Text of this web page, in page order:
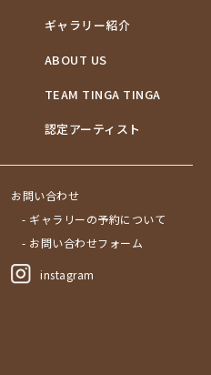
ギャラリー紹介
ABOUT US
TEAM TINGA TINGA
認定アーティスト
お問い合わせ
- ギャラリーの予約について
- お問い合わせフォーム
instagram